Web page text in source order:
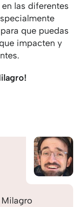
las diferentes
que puedas
impacten y